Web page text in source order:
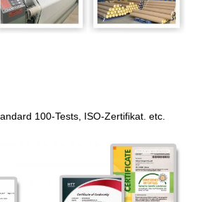
100-Tests, ISO-Zertifikat. etc.